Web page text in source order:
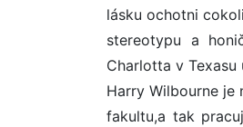
lásku ochotni
stereotypu a
Charlotta v Texasu
Harry Wilbourne je
fakultu,a tak